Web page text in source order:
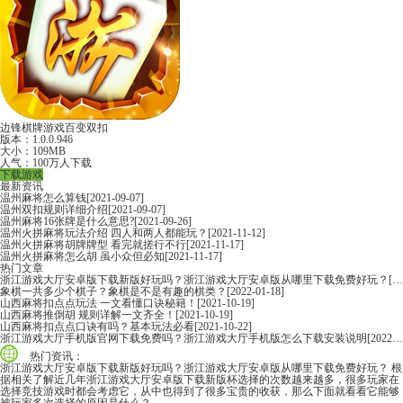
边锋棋牌游戏百变双扣
版本：1.0.0.946
大小：109MB
人气：100万人下载
下载游戏
最新资讯
温州麻将怎么算钱[2021-09-07]
温州双扣规则详细介绍[2021-09-07]
温州麻将16张牌是什么意思?[2021-09-26]
温州火拼麻将玩法介绍 四人和两人都能玩？ [2021-11-12]
温州火拼麻将胡牌牌型 看完就搓行不行[2021-11-17]
温州火拼麻将怎么胡 虽小众但必知[2021-11-17]
热门文章
浙江游戏大厅安卓版下载新版好玩吗？浙江游戏大厅安卓版从哪里下载免费好玩？ [2022-06-16]
象棋一共多少个棋子？象棋是不是有趣的棋类？ [2022-01-18]
山西麻将扣点点玩法 一文看懂口诀秘籍！ [2021-10-19]
山西麻将推倒胡 规则详解一文齐全！ [2021-10-19]
山西麻将扣点点口诀有吗？基本玩法必看[2021-10-22]
浙江游戏大厅手机版官网下载免费吗？浙江游戏大厅手机版怎么下载安装说明 [2022-06-16]
热门资讯：
浙江游戏大厅安卓版下载新版好玩吗？浙江游戏大厅安卓版从哪里下载免费好玩？ 根
据相关了解近几年浙江游戏大厅安卓版下载新版杯选择的次数越来越多，很多玩家在
选择竞技游戏时都会考虑它，从中也得到了很多宝贵的收获，那么下面就看看它能够